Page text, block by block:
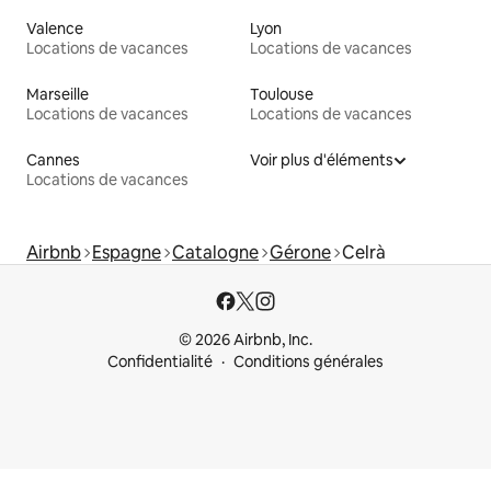
Valence
Locations de vacances
Lyon
Locations de vacances
Marseille
Locations de vacances
Toulouse
Locations de vacances
Cannes
Locations de vacances
Voir plus d'éléments
Airbnb Espagne Catalogne Gérone Celrà
© 2026 Airbnb, Inc.
Confidentialité
Conditions générales